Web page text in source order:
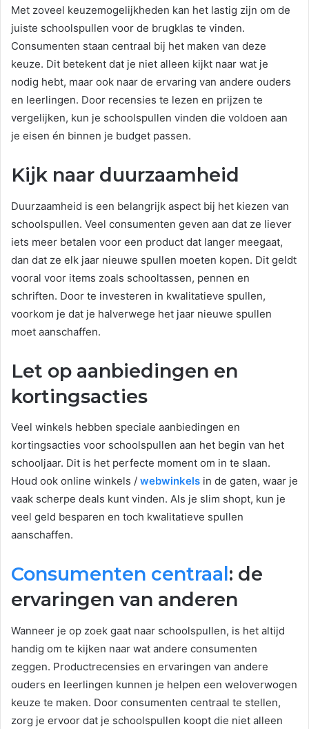
Met zoveel keuzemogelijkheden kan het lastig zijn om de
juiste schoolspullen voor de brugklas te vinden.
Consumenten staan centraal bij het maken van deze
keuze. Dit betekent dat je niet alleen kijkt naar wat je
nodig hebt, maar ook naar de ervaring van andere ouders
en leerlingen. Door recensies te lezen en prijzen te
vergelijken, kun je schoolspullen vinden die voldoen aan
je eisen én binnen je budget passen.
Kijk naar duurzaamheid
Duurzaamheid is een belangrijk aspect bij het kiezen van
schoolspullen. Veel consumenten geven aan dat ze liever
iets meer betalen voor een product dat langer meegaat,
dan dat ze elk jaar nieuwe spullen moeten kopen. Dit geldt
vooral voor items zoals schooltassen, pennen en
schriften. Door te investeren in kwalitatieve spullen,
voorkom je dat je halverwege het jaar nieuwe spullen
moet aanschaffen.
Let op aanbiedingen en
kortingsacties
Veel winkels hebben speciale aanbiedingen en
kortingsacties voor schoolspullen aan het begin van het
schooljaar. Dit is het perfecte moment om in te slaan.
Houd ook online winkels / webwinkels in de gaten, waar je
vaak scherpe deals kunt vinden. Als je slim shopt, kun je
veel geld besparen en toch kwalitatieve spullen
aanschaffen.
Consumenten centraal : de
ervaringen van anderen
Wanneer je op zoek gaat naar schoolspullen, is het altijd
handig om te kijken naar wat andere consumenten
zeggen. Productrecensies en ervaringen van andere
ouders en leerlingen kunnen je helpen een weloverwogen
keuze te maken. Door consumenten centraal te stellen,
zorg je ervoor dat je schoolspullen koopt die niet alleen